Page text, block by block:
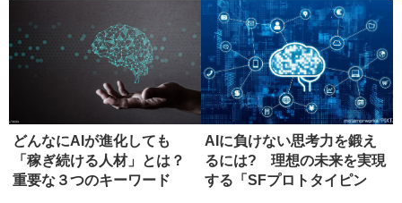
どんなにAIが進化しても
「稼ぎ続ける人材」とは？
重要な３つのキーワード
AIに負けない思考力を鍛え
るには? 理想の未来を実現
する「SFプロトタイピン